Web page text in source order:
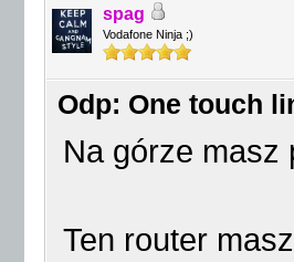
spag
Vodafone Ninja ;)
Odp: One touch
Na górze masz
Ten router